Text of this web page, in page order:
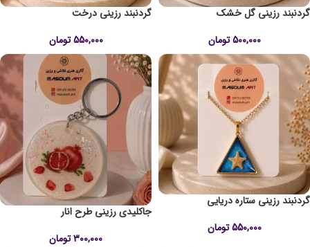
گردنبند رزینی گل خشک
500,000 تومان
گردنبند رزینی درخت
550,000 تومان
گردنبند رزینی ستاره دریایی
550,000 تومان
جاکلیدی رزینی طرح انار
300,000تومان